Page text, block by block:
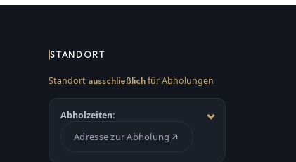
STANDORT
Standort ausschließlich für Abholungen
Abholzeiten:
Adresse zur Abholung